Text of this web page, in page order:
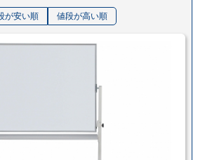
が安い順 値段が高い順